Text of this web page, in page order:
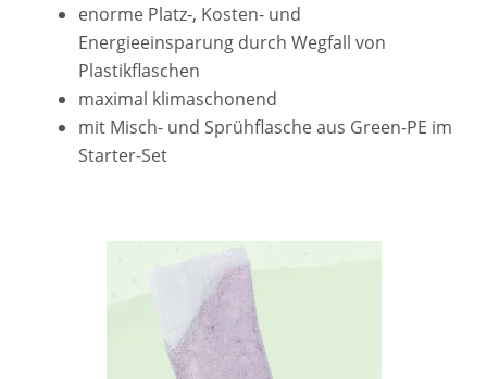
enorme Platz-, Kosten- und
Energieeinsparung durch Wegfall von
Plastikflaschen
maximal klimaschonend
mit Misch- und Sprühflasche aus Green-PE im
Starter-Set